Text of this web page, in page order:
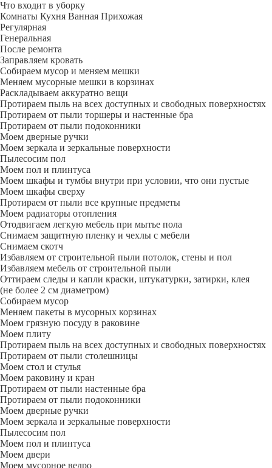
Что входит в уборку
Регу­лярная
Гене­ральная
После ремонта
Заправляем кровать
Собираем мусор и меняем мешки
Меняем мусорные мешки в корзинах
Раскладываем аккуратно вещи
Протираем пыль на всех доступных и свободных поверхностях
Протираем от пыли торшеры и настенные бра
Протираем от пыли подоконники
Моем дверные ручки
Моем зеркала и зеркальные поверхности
Пылесосим пол
Моем пол и плинтуса
Моем шкафы и тумбы внутри при условии, что они пустые
Моем шкафы сверху
Протираем от пыли все крупные предметы
Моем радиаторы отопления
Отодвигаем легкую мебель при мытье пола
Снимаем защитную пленку и чехлы с мебели
Снимаем скотч
Избавляем от строительной пыли потолок, стены и пол
Избавляем мебель от строительной пыли
Оттираем следы и капли краски, штукатурки, затирки, клея
(не более 2 см диаметром)
Собираем мусор
Меняем пакеты в мусорных корзинах
Моем грязную посуду в раковине
Моем плиту
Протираем пыль на всех доступных и свободных поверхностях
Протираем от пыли столешницы
Моем стол и стулья
Моем раковину и кран
Протираем от пыли настенные бра
Протираем от пыли подоконники
Моем дверные ручки
Моем зеркала и зеркальные поверхности
Пылесосим пол
Моем пол и плинтуса
Моем двери
Моем мусорное ведро